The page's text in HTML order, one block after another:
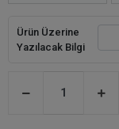
Ürün Üzerine
Yazılacak Bilgi